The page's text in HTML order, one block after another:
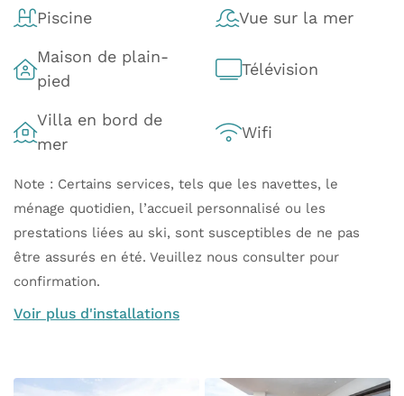
Piscine Vue sur la mer
Maison de plain-
pied
Télévision
Villa en bord de
mer
Wifi
Note : Certains services, tels que les navettes, le
ménage quotidien, l’accueil personnalisé ou les
prestations liées au ski, sont susceptibles de ne pas
être assurés en été. Veuillez nous consulter pour
confirmation.
Voir plus d'installations